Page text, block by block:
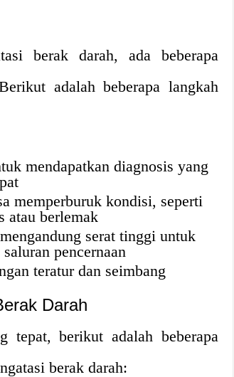
berak darah, ada beberapa
adalah beberapa langkah
mendapatkan diagnosis yang
memperburuk kondisi, seperti
atau berlemak
serat tinggi untuk
pencernaan
teratur dan seimbang
Darah
tepat, berikut adalah beberapa
berak darah: